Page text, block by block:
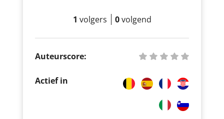
1 volgers 0volgend
Auteurscore:
Actief in